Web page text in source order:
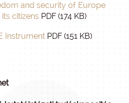
and security of Europe
citizens PDF (174 KB)
Instrument PDF (151 KB)